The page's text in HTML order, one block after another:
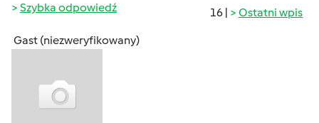
16 | Ostatni wpis
Szybka odpowiedź
Gast (niezweryfikowany)